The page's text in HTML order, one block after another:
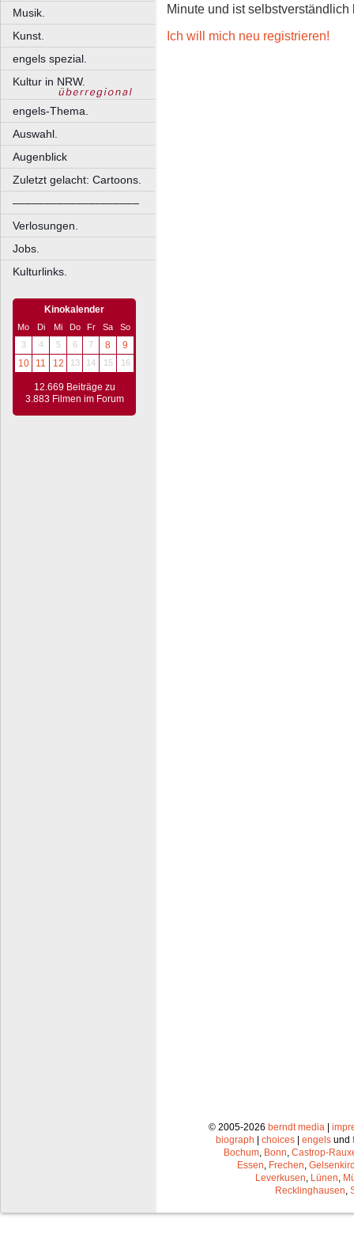
Musik.
Kunst.
engels spezial.
Kultur in NRW.
engels-Thema.
Auswahl.
Augenblick
Zuletzt gelacht: Cartoons.
––––––––––––––––––––
Verlosungen.
Jobs.
Kulturlinks.
Kinokalender
Mo Di Mi Do Fr Sa
So
3
4 5 6 7 8
9
10
11 12 13 14 15 16
12.669 Beiträge zu
3.883 Filmen im Forum
Minute und ist selbstverständlich
Ich will mich neu registrieren!
© 2005-2026 berndt media |
biograph | choices | engels und
Bochum Bonn Castrop-
Essen Frechen
Leverkusen Lünen
Recklinghausen